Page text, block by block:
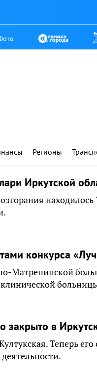
Регионы
Иркутской
находилось
конкурса
Матренинской
закрыто в
Теперь